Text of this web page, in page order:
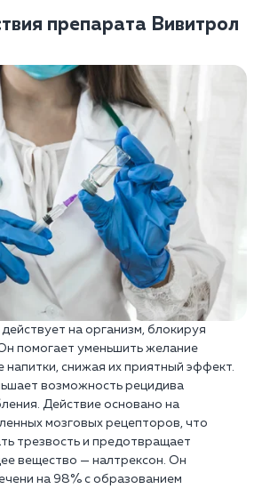
препарата Вивитрол
на организм, блокируя
помогает уменьшить желание
напитки, снижая их приятный эффект.
возможность рецидива
Действие основано на
мозговых рецепторов, что
трезвость и предотвращает
вещество — налтрексон. Он
на 98% с образованием